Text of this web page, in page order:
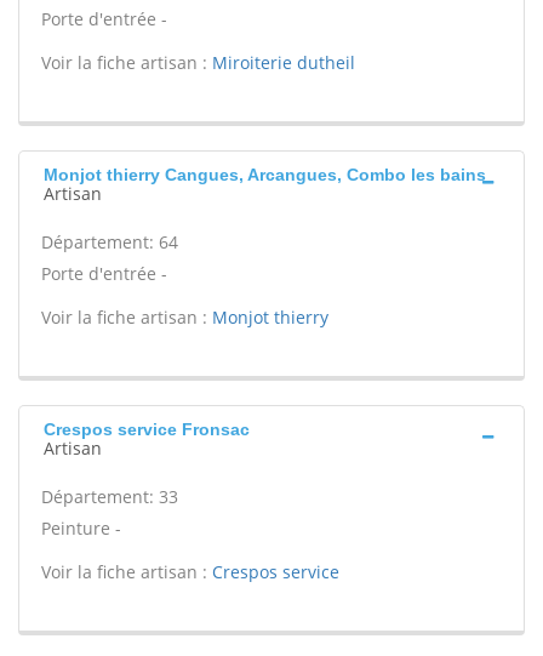
Porte d'entrée -
Voir la fiche artisan : Miroiterie dutheil
Monjot thierry Cangues, Arcangues, Combo les bains
Artisan
Département: 64
Porte d'entrée -
Voir la fiche artisan : Monjot thierry
Crespos service Fronsac
Artisan
Département: 33
Peinture -
Voir la fiche artisan : Crespos service